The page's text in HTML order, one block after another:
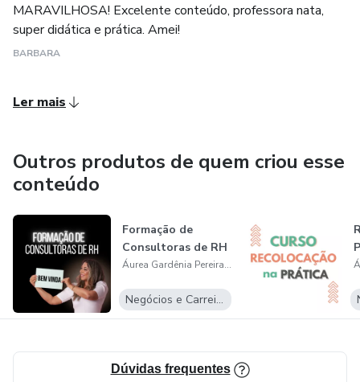
MARAVILHOSA! Excelente conteúdo, professora nata,
super didática e prática. Amei!
BARBARA
Ler mais
Outros produtos de quem criou esse
conteúdo
Formação de
Consultoras de RH
Áurea Gardênia Pereira dos Santos
Negócios e Carreira
Dúvidas frequentes